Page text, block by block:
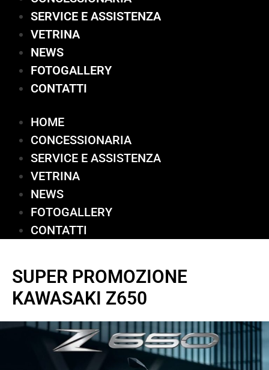
SERVICE E ASSISTENZA
VETRINA
NEWS
FOTOGALLERY
CONTATTI
HOME
CONCESSIONARIA
SERVICE E ASSISTENZA
VETRINA
NEWS
FOTOGALLERY
CONTATTI
SUPER PROMOZIONE
KAWASAKI Z650